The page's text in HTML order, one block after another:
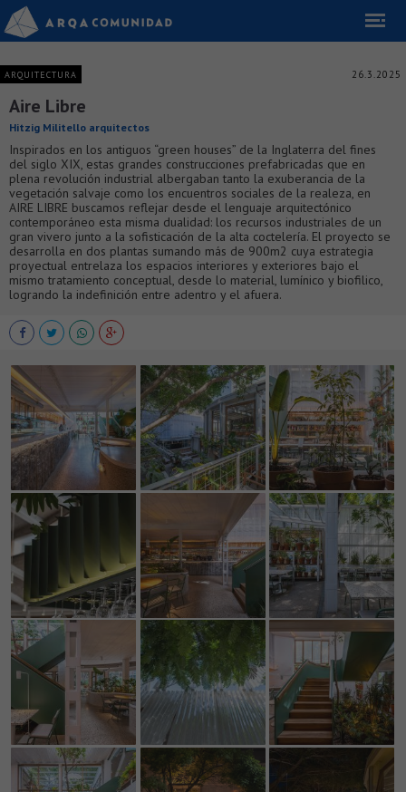
ARQUITECTURA 26.3.2025
Aire Libre
Hitzig Militello arquitectos
Inspirados en los antiguos “green houses” de la Inglaterra del fines
del siglo XIX, estas grandes construcciones prefabricadas que en
plena revolución industrial albergaban tanto la exuberancia de la
vegetación salvaje como los encuentros sociales de la realeza, en
AIRE LIBRE buscamos reflejar desde el lenguaje arquitectónico
contemporáneo esta misma dualidad: los recursos industriales de un
gran vivero junto a la sofisticación de la alta coctelería. El proyecto se
desarrolla en dos plantas sumando más de 900m2 cuya estrategia
proyectual entrelaza los espacios interiores y exteriores bajo el
mismo tratamiento conceptual, desde lo material, lumínico y biofilico,
logrando la indefinición entre adentro y el afuera.